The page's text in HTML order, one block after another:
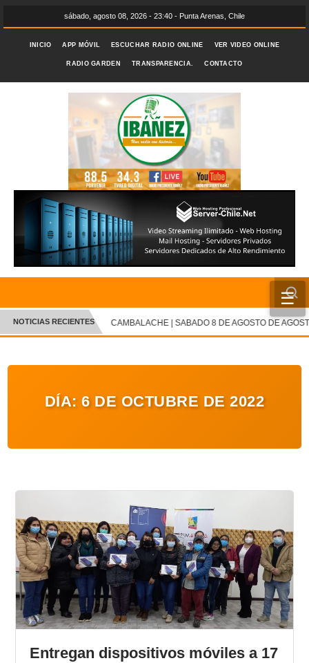
sábado, agosto 08, 2026 - 23:40 - Punta Arenas, Chile
INICIO APP MÓVIL ESCUCHAR RADIO ONLINE VER VIDEO ONLINE
RADIO GARDEN TRANSPARENCIA. CONTACTO
☰
INICIO
CRÓNICA
ENTRETENIMIENTO Y CULTURA
VIDEOS
GALERIA DE FOTOS
APP MÓVIL
NOTICIAS RECIENTES CAMBALACHE | SABADO 8 DE AGOSTO DE
DÍA:6 DE OCTUBRE DE 2022
Entregan dispositivos móviles a 17